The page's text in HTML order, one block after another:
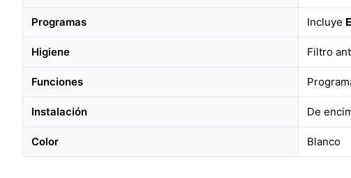
Programas Incluye
Higiene Filtro
Funciones
Instalación De
Color Blanco